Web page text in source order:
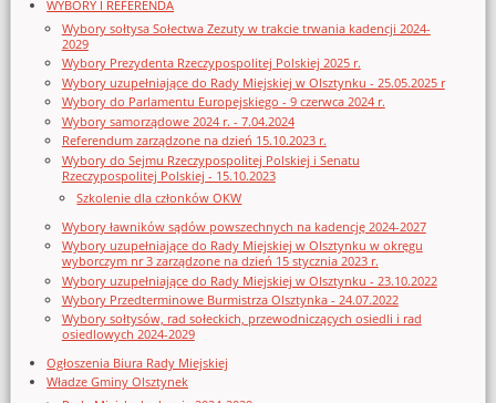
WYBORY I REFERENDA
Wybory sołtysa Sołectwa Zezuty w trakcie trwania kadencji 2024-
2029
Wybory Prezydenta Rzeczypospolitej Polskiej 2025 r.
Wybory uzupełniające do Rady Miejskiej w Olsztynku - 25.05.2025 r
Wybory do Parlamentu Europejskiego - 9 czerwca 2024 r.
Wybory samorządowe 2024 r. - 7.04.2024
Referendum zarządzone na dzień 15.10.2023 r.
Wybory do Sejmu Rzeczypospolitej Polskiej i Senatu
Rzeczypospolitej Polskiej - 15.10.2023
Szkolenie dla członków OKW
Wybory ławników sądów powszechnych na kadencję 2024-2027
Wybory uzupełniające do Rady Miejskiej w Olsztynku w okręgu
wyborczym nr 3 zarządzone na dzień 15 stycznia 2023 r.
Wybory uzupełniające do Rady Miejskiej w Olsztynku - 23.10.2022
Wybory Przedterminowe Burmistrza Olsztynka - 24.07.2022
Wybory sołtysów, rad sołeckich, przewodniczących osiedli i rad
osiedlowych 2024-2029
Ogłoszenia Biura Rady Miejskiej
Władze Gminy Olsztynek